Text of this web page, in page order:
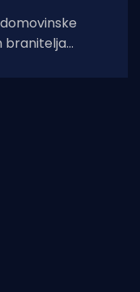
branitelja